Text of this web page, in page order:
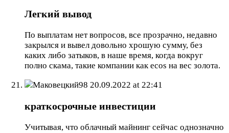
Легкий вывод
По выплатам нет вопросов, все прозрачно, недавно
закрылся и вывел довольно хрошую сумму, без
каких либо затыков, в наше время, когда вокруг
полно скама, такие компании как ecos на вес золота.
Маковецкий98 20.09.2022 at 22:41
краткосрочные инвестиции
Учитывая, что облачный майнинг сейчас однозначно